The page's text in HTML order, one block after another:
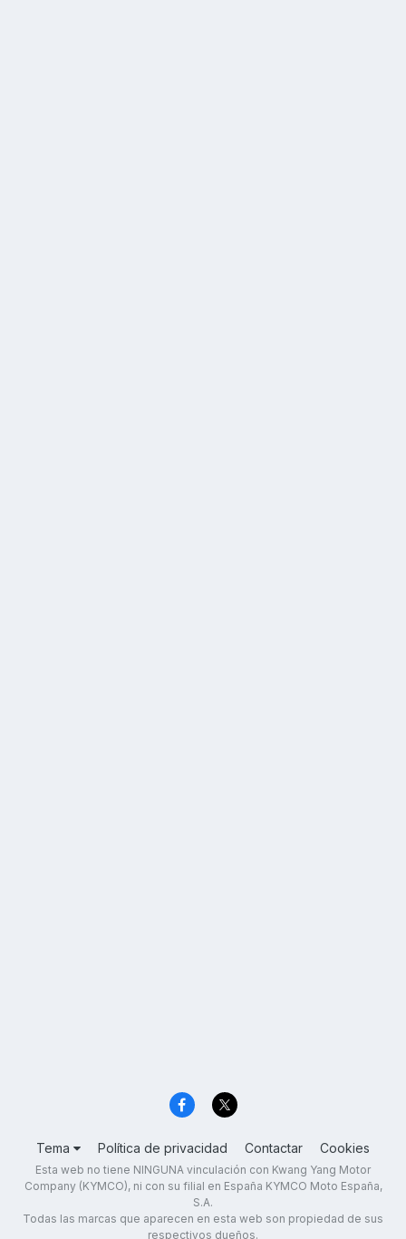
Tema Política de privacidad Contactar Cookies
Esta web no tiene NINGUNA vinculación con Kwang Yang Motor
Company (KYMCO), ni con su filial en España KYMCO Moto España,
S.A.
Todas las marcas que aparecen en esta web son propiedad de sus
respectivos dueños.